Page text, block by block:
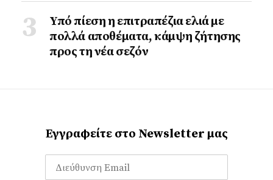
Υπό πίεση η επιτραπέζια ελιά με
πολλά αποθέματα, κάμψη ζήτησης
προς τη νέα σεζόν
Εγγραφείτε στο Newsletter μας